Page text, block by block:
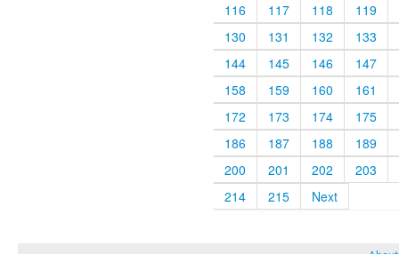
116
117 118
119
130
131 132
133
144
145 146
147
158
159 160
161
172
173 174
175
186
187 188
189
200
201 202
203
214
215 Next